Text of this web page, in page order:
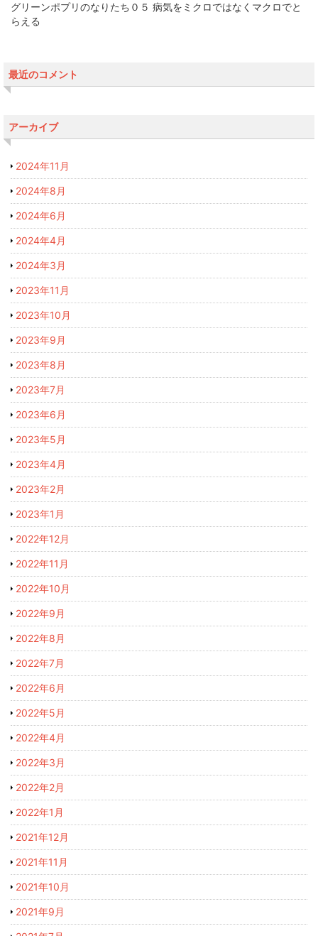
グリーンポプリのなりたち０５ 病気をミクロではなくマクロでと
らえる
最近のコメント
アーカイブ
2024年11月
2024年8月
2024年6月
2024年4月
2024年3月
2023年11月
2023年10月
2023年9月
2023年8月
2023年7月
2023年6月
2023年5月
2023年4月
2023年2月
2023年1月
2022年12月
2022年11月
2022年10月
2022年9月
2022年8月
2022年7月
2022年6月
2022年5月
2022年4月
2022年3月
2022年2月
2022年1月
2021年12月
2021年11月
2021年10月
2021年9月